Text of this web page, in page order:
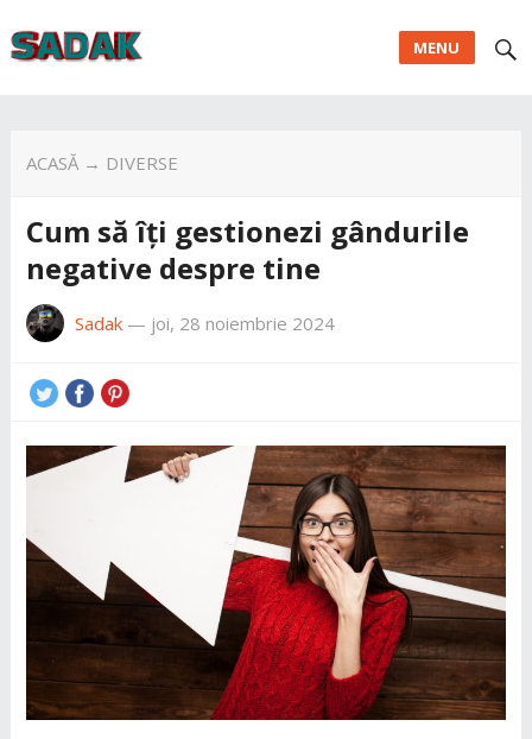
MENU
ACASĂ→ DIVERSE
Cum să îți gestionezi gândurile
negative despre tine
Sadak— joi, 28 noiembrie 2024